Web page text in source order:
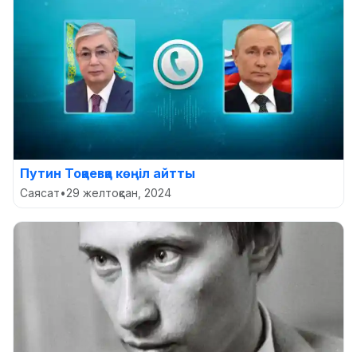
Путин Тоқаевқа көңіл айтты
Саясат•29 желтоқсан, 2024